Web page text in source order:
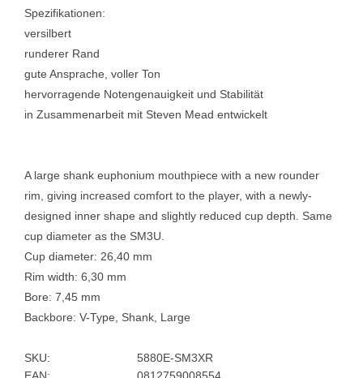
Spezifikationen:
versilbert
runderer Rand
gute Ansprache, voller Ton
hervorragende Notengenauigkeit und Stabilität
in Zusammenarbeit mit Steven Mead entwickelt
A large shank euphonium mouthpiece with a new rounder
rim, giving increased comfort to the player, with a newly-
designed inner shape and slightly reduced cup depth. Same
cup diameter as the SM3U.
Cup diameter: 26,40 mm
Rim width: 6,30 mm
Bore: 7,45 mm
Backbore: V-Type, Shank, Large
SKU:
5880E-SM3XR